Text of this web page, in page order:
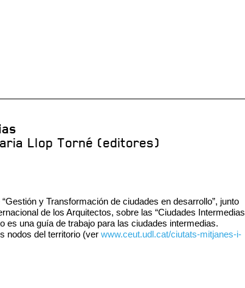
Llop Torné (editores)
y Transformación de ciudades en desarrollo”, junto
de los Arquitectos, sobre las “Ciudades Intermedias
es una guía de trabajo para las ciudades intermedias.
nodos del territorio (verwww.ceut.udl.cat/ciutats-mitjanes-i-